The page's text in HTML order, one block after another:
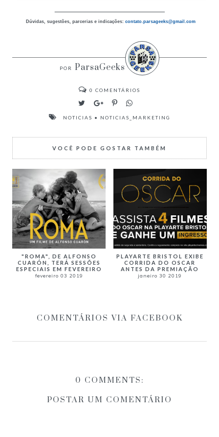
Dúvidas, sugestões, parcerias e indicações: contato.parsageeks@gmail.com
ParsaGeeks
0 COMENTÁRIOS
NOTICIAS • NOTICIAS_MARKETING
VOCÊ PODE GOSTAR TAMBÉM
"ROMA", DE ALFONSO
CUARÓN, TERÁ SESSÕES
ESPECIAIS EM FEVEREIRO
fevereiro 03 2019
PLAYARTE BRISTOL EXIBE
CORRIDA DO OSCAR
ANTES DA PREMIAÇÃO
janeiro 30 2019
COMENTÁRIOS VIA FACEBOOK
0 COMMENTS:
POSTAR UM COMENTÁRIO